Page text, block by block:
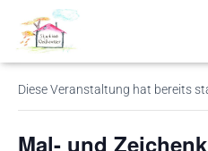
« Alle Veranstaltungen
Diese Veranstaltung hat bereits
Mal- und